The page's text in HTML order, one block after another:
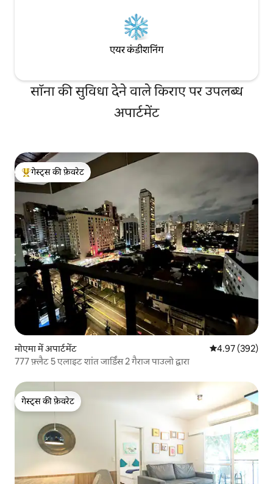
एयर कंडीशनिंग
सॉना की सुविधा देने वाले किराए पर उपलब्ध
अपार्टमेंट
गेस्ट्स का टॉप फ़ेवरेट
गेस्ट्स की फ़ेवरेट
मोएमा में अपार्टमेंट औसत रेटिंग 5 में से
4.97 (392)
777 फ़्लैट 5 एलाइट शांत जार्डिंस 2 गैराज पाउलो द्वारा
गेस्ट्स की फ़ेवरेट
गेस्ट्स की फ़ेवरेट